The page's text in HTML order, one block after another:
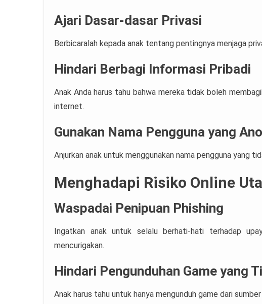
Ajari Dasar-dasar Privasi
Berbicaralah kepada anak tentang pentingnya menjaga
Hindari Berbagi Informasi Pribadi
Anak Anda harus tahu bahwa mereka tidak boleh
internet.
Gunakan Nama Pengguna yang
Anjurkan anak untuk menggunakan nama pengguna yang
Menghadapi Risiko Online
Waspadai Penipuan Phishing
Ingatkan anak untuk selalu berhati-hati terhadap
mencurigakan.
Hindari Pengunduhan Game yang
Anak harus tahu untuk hanya mengunduh game dari